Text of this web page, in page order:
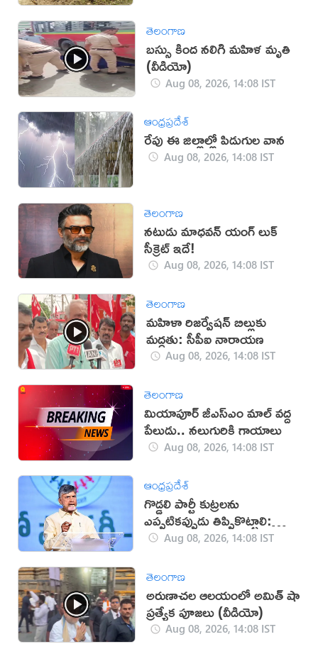
తెలంగాణ
బస్సు కింద నలిగి మహిళ మృతి
(వీడియో)
Aug 08, 2026, 14:08 IST
ఆంధ్రప్రదేశ్
రేపు ఈ జిల్లాల్లో పిడుగుల వాన
Aug 08, 2026, 14:08 IST
తెలంగాణ
నటుడు మాధవన్ యంగ్ లుక్
సీక్రెట్ ఇదే!
Aug 08, 2026, 14:08 IST
తెలంగాణ
మహిళా రిజర్వేషన్ బిల్లుకు
మద్దతు: సీపీఐ నారాయణ
Aug 08, 2026, 14:08 IST
తెలంగాణ
మియాపూర్‌ జీఎస్‌ఎం మాల్‌ వద్ద
పేలుడు.. నలుగురికి గాయాలు
Aug 08, 2026, 14:08 IST
ఆంధ్రప్రదేశ్
గొడ్డలి పార్టీ కుట్రలను
ఎప్పటికప్పుడు తిప్పికొట్టాలి:
చంద్రబాబు
Aug 08, 2026, 14:08 IST
తెలంగాణ
అరుణాచల ఆలయంలో అమిత్ షా
ప్రత్యేక పూజలు (వీడియో)
Aug 08, 2026, 14:08 IST